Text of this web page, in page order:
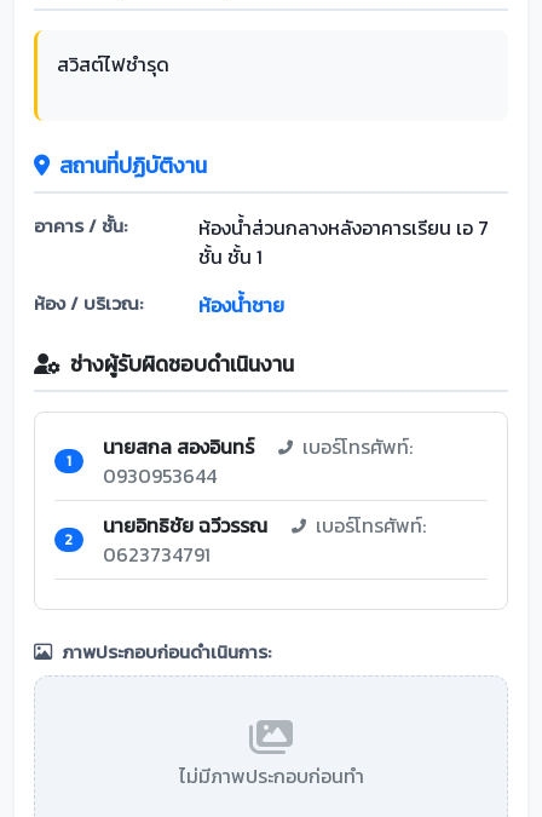
สวิสต์ไฟชำรุด
สถานที่ปฏิบัติงาน
อาคาร / ชั้น:
ห้องน้ำส่วนกลางหลังอาคารเรียน เอ 7
ชั้น ชั้น 1
ห้อง / บริเวณ: ห้องน้ำชาย
ช่างผู้รับผิดชอบดำเนินงาน
1 นายสกล สองอินทร์
เบอร์โทรศัพท์:
0930953644
2 นายอิทธิชัย ฉวีวรรณ
เบอร์โทรศัพท์:
0623734791
ภาพประกอบก่อนดำเนินการ:
ไม่มีภาพประกอบก่อนทำ